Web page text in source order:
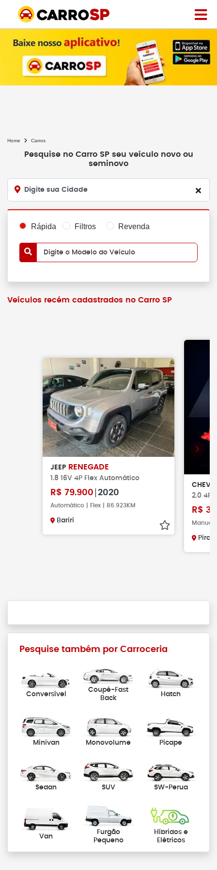
Home Carros
Pesquise no Carro SP seu veículo novo ou
seminovo
Digite sua Cidade
Rápida Filtros Revenda
Digite o Modelo do Veículo
Veículos recém cadastrados no Carro SP
JEEP RENEGADE
1.8 16V 4P Flex Automático
R$ 79.900 2020
Automático | Flex | 86.923KM
Bariri
2.0 4P
R$
Manual
Pesquise também por Carroceria
Conversível
Coupé-Fast
Back
Hatch
Minivan Monovolume Picape
Sedan SUV SW-Perua
Van
Furgão
Pequeno
Híbridos e
Elétricos